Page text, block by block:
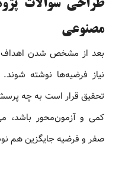
طراحی سوالات
مصنوعی
بعد از مشخص شدن
نیاز فرضیه‌ها نوشته
تحقیق قرار است به چه
کمی و آزمون‌محور باشد،
صفر و فرضیه جایگزین هم